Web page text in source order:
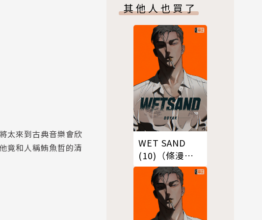
太來到古典音樂會欣
竟和人稱鮪魚哲的清
其他人也買了
WET SAND
(10)（條漫
版）